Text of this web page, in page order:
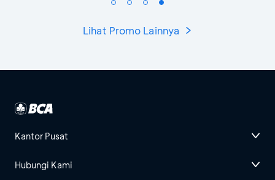
Lihat Promo Lainnya
Kantor Pusat
Hubungi Kami